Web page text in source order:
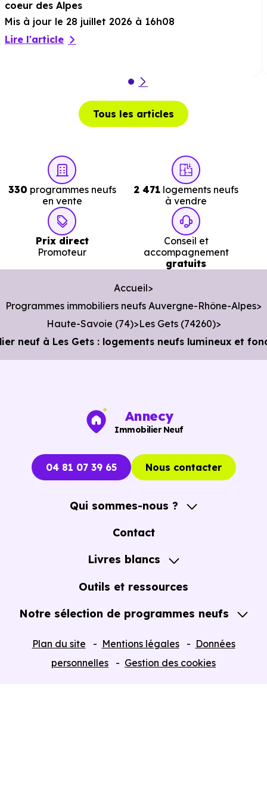
coeur des Alpes
Mis à jour le 28 juillet 2026 à 16h08
Lire l'article
Tous les articles
330 programmes neufs
en vente
2 471logements neufs
à vendre
Prix direct
Promoteur
Conseil et
accompagnement
gratuits
Accueil
Programmes immobiliers neufs Auvergne-Rhône-Alpes
Haute-Savoie (74) Les Gets (74260)
neuf à Les Gets : logements neufs lumineux et
Annecy
Immobilier Neuf
04 81 07 39 65 Nous contacter
Qui sommes-nous ?
A propos
Contact
Livres blancs
Guide de l'Achat immobilier neuf en VEFA
Outils et ressources
Notre sélection de programmes neufs
Plan du site Mentions légales
Données
personnelles
Gestion des cookies